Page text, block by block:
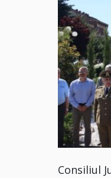
Consiliul